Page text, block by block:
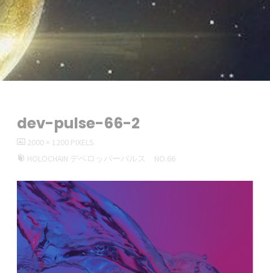
dev-pulse-66-2
FULL
SIZE
2000 × 1200 PIXELS
HOLOCHAIN デベロッパーパルス NO.66